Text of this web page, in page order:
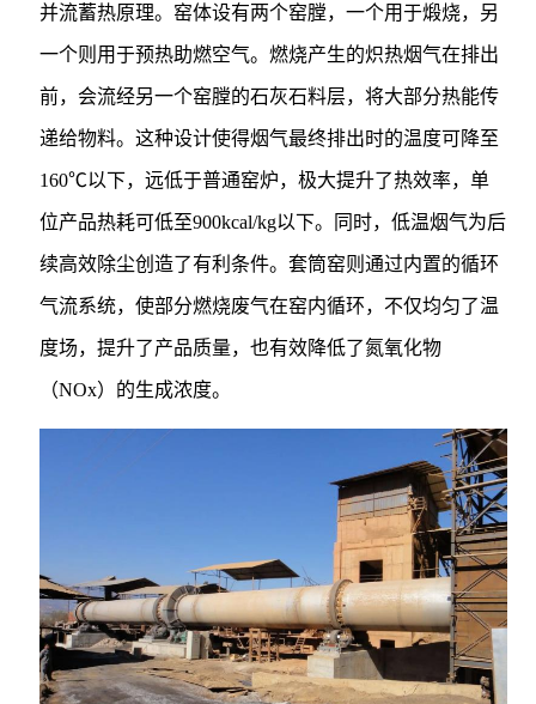
并流蓄热原理。窑体设有两个窑膛，一个用于煅烧，另
一个则用于预热助燃空气。燃烧产生的炽热烟气在排出
前，会流经另一个窑膛的石灰石料层，将大部分热能传
递给物料。这种设计使得烟气最终排出时的温度可降至
160℃以下，远低于普通窑炉，极大提升了热效率，单
位产品热耗可低至900kcal/kg以下。同时，低温烟气为后
续高效除尘创造了有利条件。套筒窑则通过内置的循环
气流系统，使部分燃烧废气在窑内循环，不仅均匀了温
度场，提升了产品质量，也有效降低了氮氧化物
（NOx）的生成浓度。